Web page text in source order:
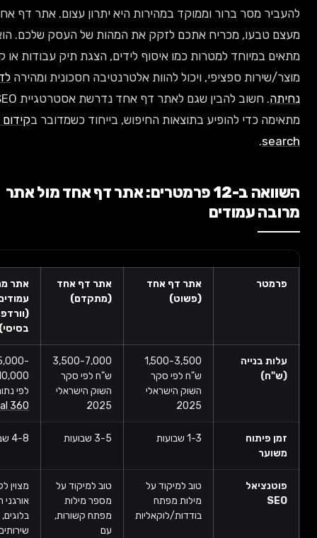
מסר ברור וממוקד במהירות היא יתרון עצום. אתר דף אחד,
טבעו, מכריח אתכם לזקק את המהות של העסק שלכם. הוא
במיוחד למטרות כמו איסוף לידים, הצגת תיק עבודות או קידום
שירות ספציפי, ויכול להוות אלטרנטיבה חסכונית ומהירהלדף
. חשוב להבין שגם לאתר דף אחד נדרשת אסטרטגיית SEO
כדי להופיע בתוצאות החיפוש, בייחוד כשמדובר ב
קידום ב-AI
.
השוואה ב-12 פרמטרים: אתר דף אחד מול אתר
עמודים
אתר דף אחד
אתר דף אחד
(מתקדם)
אתר מרובה
(וורדפרס
בנייה
1,500-3,500
ש"ח לפי סקר
השוק הישראלי
3,500-7,000
ש"ח לפי סקר
השוק הישראלי
5,000-
10,000 ש"ח
לפי נתוניCK
Digital 360
פיתוח
טוב למיקוד על
מילות מפתח
בודדות/לוקאליות
טוב למיקוד על
מספר מילות
מפתח קשורות,
מצוין לקידום
אורגני רחב,
בלוגים, מגוון